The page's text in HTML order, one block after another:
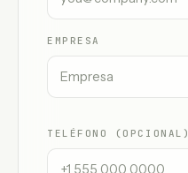
EMPRESA
TELÉFONO (OPCIONAL)